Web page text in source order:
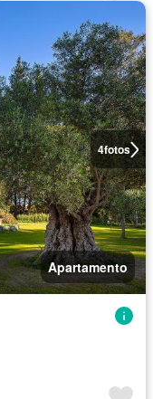
4fotos
Apartamento